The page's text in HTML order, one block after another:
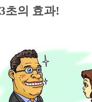
초의 효과!